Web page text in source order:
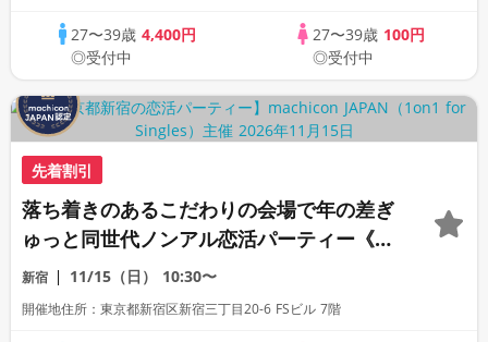
27〜39歳4,400円
◎受付中
27〜39歳 100円
◎受付中
先着割引
落ち着きのあるこだわりの会場で年の差ぎ
ゅっと同世代ノンアル恋活パーティー《30
名限定》《machicon JAPAN主催》《全
席半個室の1対1相席形式》
新宿 11/15（日） 10:30〜
開催地住所：東京都新宿区新宿三丁目20-6 FSビル 7階